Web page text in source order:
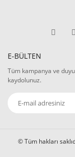
E-BÜLTEN
Tüm kampanya ve
kaydolunuz.
© Tüm hakları